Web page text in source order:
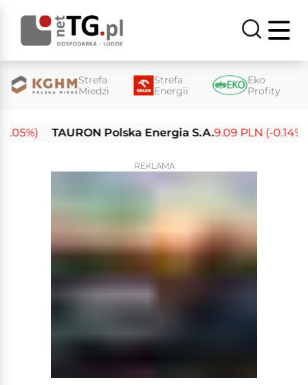
Strefa
Miedzi
Strefa
Energii
Eko
Profity
TAURON Polska Energia S.A.9.09 PLN (-0.14%)
REKLAMA